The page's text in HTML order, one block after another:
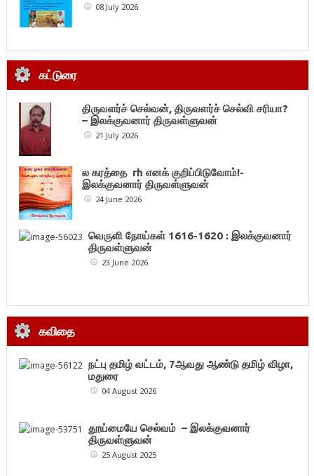
08 July 2026
கட்டுரை
திருவளர்ச் செல்வன், திருவளர்ச் செல்வி சரியா?
– இலக்குவனார் திருவள்ளுவன்
21 July 2026
ல கரத்தை rh எனக் குறிப்பிடுவோம்!-
இலக்குவனார் திருவள்ளுவன்
24 June 2026
வெருளி நோய்கள் 1616-1620 : இலக்குவனார்
திருவள்ளுவன்
23 June 2026
கவிதை
நட்பு தமிழ் வட்டம், 7ஆவது ஆண்டு தமிழ் விழா,
மதுரை
04 August 2026
தூய்மையே செல்வம் – இலக்குவனார்
திருவள்ளுவன்
25 August 2025